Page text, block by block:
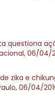
questiona
06/04/
zika e
06/04/